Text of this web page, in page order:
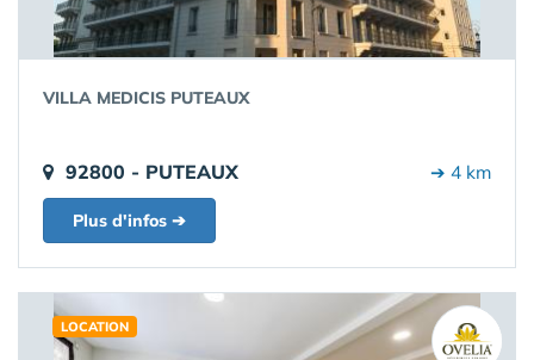
VILLA MEDICIS PUTEAUX
92800 - PUTEAUX ➔ 4 km
Plus d'infos ➔
LOCATION